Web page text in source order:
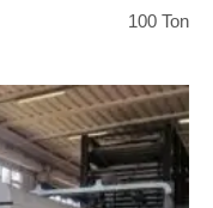
100 Ton